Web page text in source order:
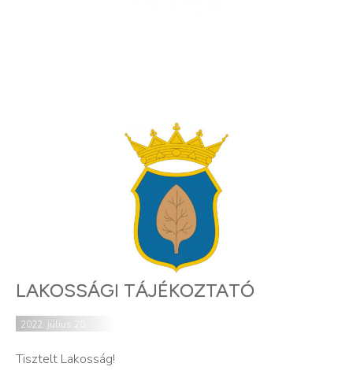
LAKOSSÁGI TÁJÉKOZTATÓ
2022. július 20.
Tisztelt Lakosság!